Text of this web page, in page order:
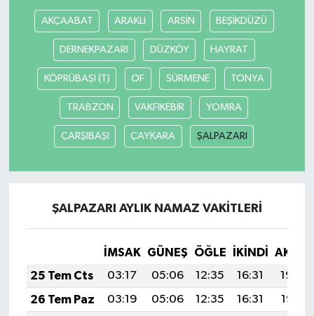
AKÇAABAT ARAKLI ARSİN BEŞİKDÜZÜ
DERNEKPAZARI DÜZKÖY HAYRAT
KÖPRÜBAŞI (T) OF SÜRMENE TONYA
TRABZON VAKFIKEBİR YOMRA
ÇARŞIBAŞI ÇAYKARA ŞALPAZARI
ŞALPAZARI AYLIK NAMAZ VAKITLERI
İMSAK GÜNEŞ ÖĞLE İKINDI
25 Tem Cts
03:17 05:06 12:35 16:31
19:54
26 Tem Paz
03:19 05:06 12:35 16:31
19:53
Yaşam